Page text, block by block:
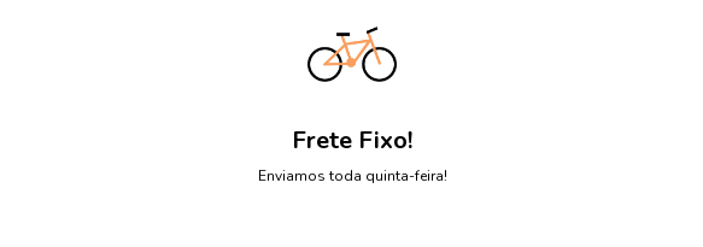
Frete Fixo!
Enviamos toda quinta-feira!